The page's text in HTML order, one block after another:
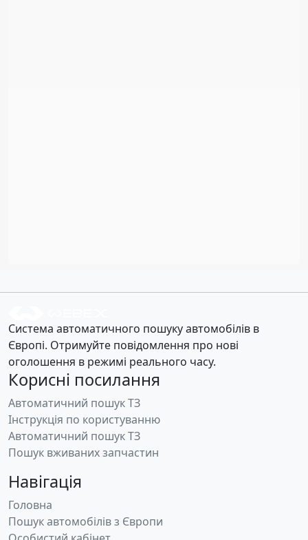
Система автоматичного пошуку автомобілів в
Європі. Отримуйте повідомлення про нові
оголошення в режимі реального часу.
Корисні посилання
Автоматичний пошук ТЗ
Інструкція по користуванню
Автоматичний пошук ТЗ
Пошук вживаних запчастин
Навігація
Головна
Пошук автомобілів з Європи